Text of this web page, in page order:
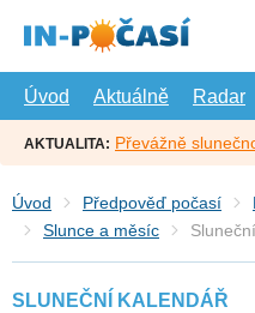
hlavní
Úvod
Aktuálně Radar
AKTUALITA: Převážně
Úvod Předpověď počasí
Slunce a měsíc
SLUNEČNÍ KALENDÁŘ